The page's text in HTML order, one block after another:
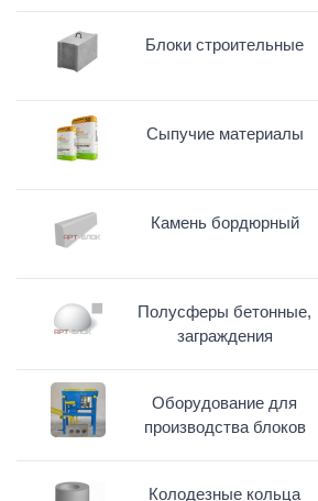
Блоки строительные
Сыпучие материалы
Камень бордюрный
Полусферы бетонные,
заграждения
Оборудование для
производства блоков
Колодезные кольца